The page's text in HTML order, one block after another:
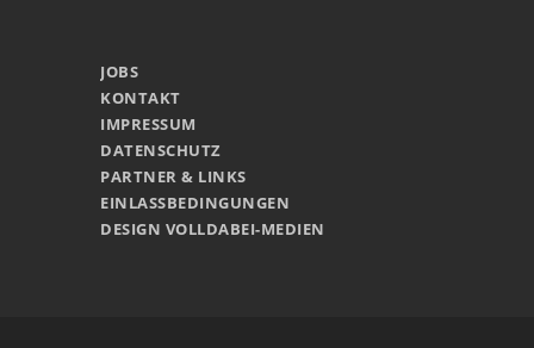
JOBS
KONTAKT
IMPRESSUM
DATENSCHUTZ
PARTNER & LINKS
EINLASSBEDINGUNGEN
DESIGN VOLLDABEI-MEDIEN